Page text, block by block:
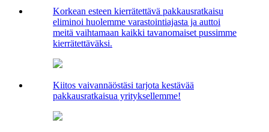
Korkean esteen kierrätettävä pakkausratkaisu
eliminoi huolemme varastointiajasta ja auttoi
meitä vaihtamaan kaikki tavanomaiset pussimme
kierrätettäväksi.
Kiitos vaivannäöstäsi tarjota kestävää
pakkausratkaisua yrityksellemme!